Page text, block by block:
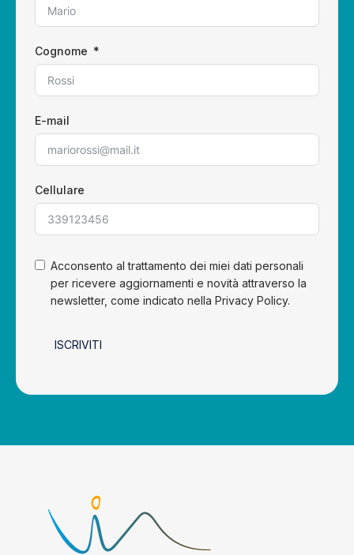
Cognome
E-mail
Cellulare
Acconsento al trattamento dei miei dati personali
per ricevere aggiornamenti e novità attraverso la
newsletter, come indicato nella Privacy Policy.
ISCRIVITI